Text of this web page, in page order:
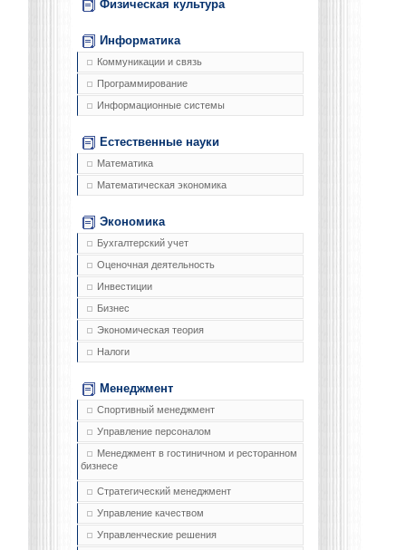
Физическая культура
Информатика
Коммуникации и связь
Программирование
Информационные системы
Естественные науки
Математика
Математическая экономика
Экономика
Бухгалтерский учет
Оценочная деятельность
Инвестиции
Бизнес
Экономическая теория
Налоги
Менеджмент
Спортивный менеджмент
Управление персоналом
Менеджмент в гостиничном и ресторанном
бизнесе
Стратегический менеджмент
Управление качеством
Управленческие решения